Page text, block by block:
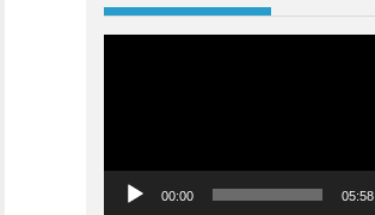
00:00 05:58